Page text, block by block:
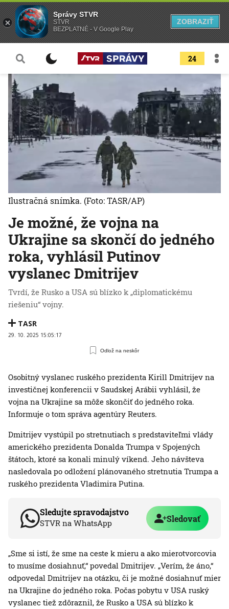
24
Je možné, že vojna na
Ukrajine sa skončí do jedného
roka, vyhlásil Putinov
vyslanec Dmitrijev
Tvrdí, že Rusko a USA sú blízko k „diplomatickému
riešeniu“ vojny.
TASR
29. 10. 2025 15:05:17
Odlož na neskôr
Ilustračná snímka. (Foto: TASR/AP)
Osobitný vyslanec ruského prezidenta Kirill Dmitrijev na
investičnej konferencii v Saudskej Arábii vyhlásil, že
vojna na Ukrajine sa môže skončiť do jedného roka.
Informuje o tom správa agentúry Reuters.
Dmitrijev vystúpil po stretnutiach s predstaviteľmi vlády
amerického prezidenta Donalda Trumpa v Spojených
štátoch, ktoré sa konali minulý víkend. Jeho návšteva
nasledovala po odložení plánovaného stretnutia Trumpa a
ruského prezidenta Vladimira Putina.
Sledujte spravodajstvo
STVR na WhatsApp Sledovať
„Sme si istí, že sme na ceste k mieru a ako mierotvorcovia
to musíme dosiahnuť,“ povedal Dmitrijev. „Verím, že áno,“
odpovedal Dmitrijev na otázku, či je možné dosiahnuť mier
na Ukrajine do jedného roka. Počas pobytu v USA ruský
vyslanec tiež zdôraznil, že Rusko a USA sú blízko k
Správy STVR
STVR
BEZPLATNÉ - V Google Play
ZOBRAZIŤ